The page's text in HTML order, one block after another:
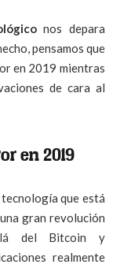
nos depara
pensamos que
en 2019 mientras
de cara al
en 2019
que está
gran revolución
del Bitcoin y
realmente